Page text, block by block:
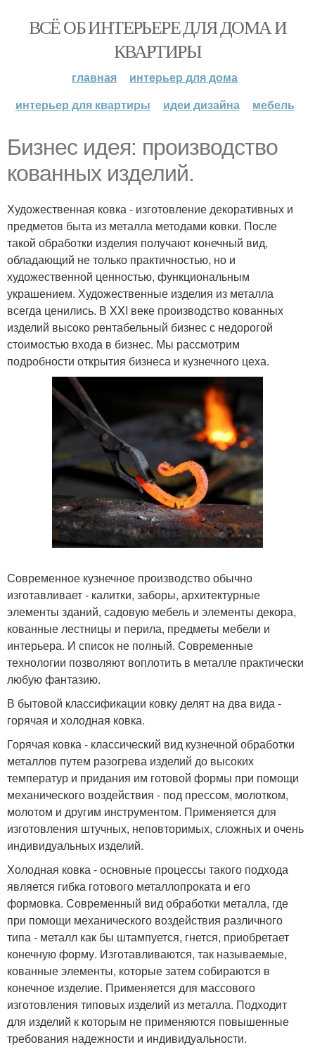
ВСЁ ОБ ИНТЕРЬЕРЕ ДЛЯ ДОМА И
КВАРТИРЫ
главная
интерьер для дома
интерьер для квартиры
идеи дизайна мебель
Бизнес идея: производство
кованных изделий.
Художественная ковка - изготовление декоративных и
предметов быта из металла методами ковки. После
такой обработки изделия получают конечный вид,
обладающий не только практичностью, но и
художественной ценностью, функциональным
украшением. Художественные изделия из металла
всегда ценились. В XXI веке производство кованных
изделий высоко рентабельный бизнес с недорогой
стоимостью входа в бизнес. Мы рассмотрим
подробности открытия бизнеса и кузнечного цеха.
Современное кузнечное производство обычно
изготавливает - калитки, заборы, архитектурные
элементы зданий, садовую мебель и элементы декора,
кованные лестницы и перила, предметы мебели и
интерьера. И список не полный. Современные
технологии позволяют воплотить в металле практически
любую фантазию.
В бытовой классификации ковку делят на два вида -
горячая и холодная ковка.
Горячая ковка - классический вид кузнечной обработки
металлов путем разогрева изделий до высоких
температур и придания им готовой формы при помощи
механического воздействия - под прессом, молотком,
молотом и другим инструментом. Применяется для
изготовления штучных, неповторимых, сложных и очень
индивидуальных изделий.
Холодная ковка - основные процессы такого подхода
является гибка готового металлопроката и его
формовка. Современный вид обработки металла, где
при помощи механического воздействия различного
типа - металл как бы штампуется, гнется, приобретает
конечную форму. Изготавливаются, так называемые,
кованные элементы, которые затем собираются в
конечное изделие. Применяется для массового
изготовления типовых изделий из металла. Подходит
для изделий к которым не применяются повышенные
требования надежности и индивидуальности.